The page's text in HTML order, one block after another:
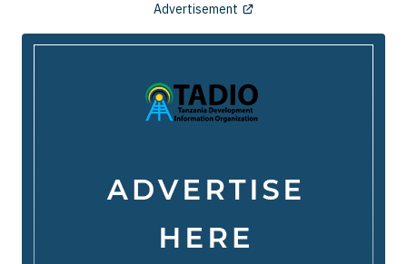
Advertisement